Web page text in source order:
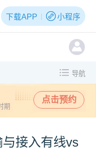
下载APP 小程序
导航
期
点击预约
接入有线vs